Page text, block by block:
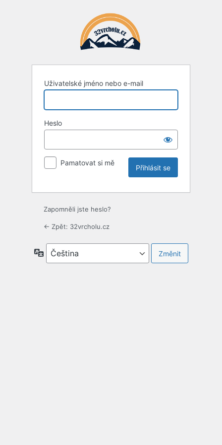
Uživatelské jméno nebo e-mail
Heslo
Pamatovat si mě
Zapomněli jste heslo?
← Zpět: 32vrcholu.cz
Jazyky